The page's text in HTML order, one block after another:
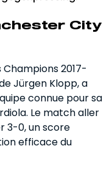
City
2017-
Jürgen Klopp, a
connue pour sa
Le match aller
3-0, un score
efficace du